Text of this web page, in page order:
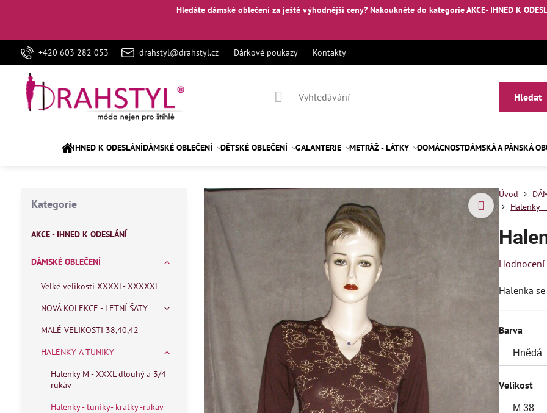
Hledáte dámské oblečení za ještě výhodnější ceny? Nakouknětedo kategorie AKCE- IHNED K
+420 603 282 053 drahstyl@drahstyl.cz Dárkové poukazy Kontakty
Hledat
IHNED K ODESLÁNÍDÁMSKÉ OBLEČENÍ DĚTSKÉ OBLEČENÍ GALANTERIE METRÁŽ - LÁTKY DOMÁCNOSTDÁMSKÁ A PÁNSKÁ
Úvod
Halenky
Hodnocení
Halenka
Barva
Velikost
Kategorie
AKCE - IHNED K ODESLÁNÍ
DÁMSKÉ OBLEČENÍ
Velké velikosti XXXXL- XXXXXL
NOVÁ KOLEKCE - LETNÍ ŠATY
MALÉ VELIKOSTI 38,40,42
HALENKY A TUNIKY
Halenky M - XXXL dlouhý a 3/4
rukáv
Halenky - tuniky- kratky -rukav